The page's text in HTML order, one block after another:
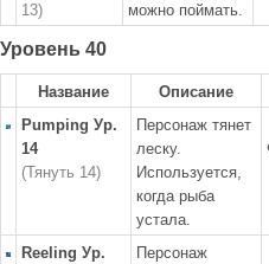
13)
можно поймать.
Уровень 40
Название Описание
Pumping Ур.
14
(Тянуть 14)
Персонаж тянет
леску.
Используется,
когда рыба
устала.
Reeling Ур.
Персонаж